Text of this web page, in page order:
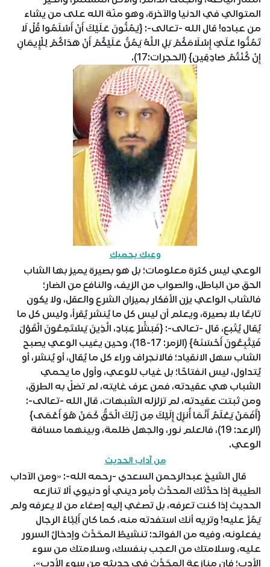
المتوالي في الدنيا والآخرة، وهو منّة الله على من يشاء
من عباده! قال الله -تعالى-: {يَمُنُّونَ عَلَيْكَ أَنْ أَسْلَمُوا قُلْ لَا
تَمُنُّوا عَلَيَّ إِسْلَامَكُمْ بَلِ اللَّهُ يَمُنُّ عَلَيْكُمْ أَنْ هَدَاكُمْ لِلْإِيمَانِ
إِنْ كُنْتُمْ صَادِقِين} (الحجرات:17).
وعيك يحميك
الوعي ليس كثرة معلومات؛ بل هو بصيرة يميز بها الشاب
الحق من الباطل، والصواب من الزيف، والنافع من الضار؛
فالشاب الواعي يزن الأفكار بميزان الشرع والعقل، ولا يكون
تابعًا بلا بصيرة، ويعلم أن ليس كل ما يُنشر يُقرأ، وليس كل ما
يُقال يُتّبع، قال -تعالى-: {فَبَشِّرْ عِبَادِ، الَّذِينَ يَسْتَمِعُونَ الْقَوْلَ
فَيَتَّبِعُونَ أَحْسَنَهُ} (الزمر: 17-18)، وحين يغيب الوعي يصبح
الشاب سهل الانقياد؛ فالانجراف وراء كل ما يُقال، أو يُنشر، أو
يُتداول، ليس انفتاحًا؛ بل غياب للوعي، وأول ما يحمي
الشباب هي عقيدته، فمن عرف غايته، لم تضلّ به الطرق،
ومن ثبتت عقيدته، لم تزلزله الشبهات، قال الله -تعالى-:
{أَفَمَنْ يَعْلَمُ أَنَّمَا أُنزِلَ إِلَيْكَ مِن رَّبِّكَ الْحَقُّ كَمَنْ هُوَ أَعْمَى}
(الرعد: 19)، فالعلم نور، والجهل ظلمة، وبينهما مسافة
الوعي.
من آداب الحديث
قال الشيخ عبدالرحمن السعدي -رحمه الله-: «ومن الآداب
الطيبة إذا حدَّثك المحدِّث بأمر ديني أو دنيوي ألا تنازعه
الحديث إذا كنت تعرفه، بل تصغي إليه إصغاء من لا يعرفه ولم
يَمُرَّ عليه! وتريه أنك استفدته منه، كما كان أَلِبَّاءُ الرجال
يفعلونه، وفيه من الفوائد: تنشيطُ المحَدِّث وإدخالُ السرور
عليه، وسلامتك من العجب بنفسك، وسلامتك من سوء
الأدب؛ فإن منازعة المحَدِّث في حديثه من سوء الأدب».